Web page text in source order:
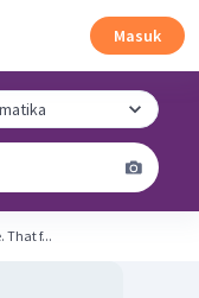
Masuk
Change from active to passive sentence. That f...